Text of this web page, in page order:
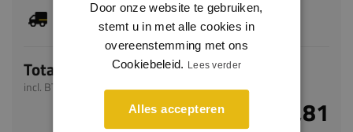
Dit artikel is voorradig, de verwachte levertijd
bedraagt 1-3 werkdagen
Totaal
incl. BTW
€ 58,81
Door onze website te gebruiken,
stemt u in met alle cookies in
overeenstemming met ons
Cookiebeleid. Lees verder
Alles accepteren